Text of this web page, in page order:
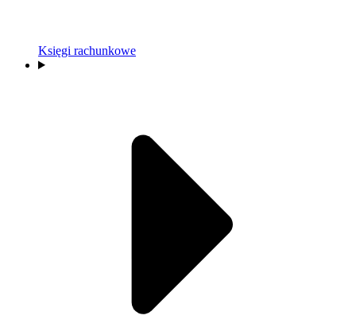
Księgi rachunkowe